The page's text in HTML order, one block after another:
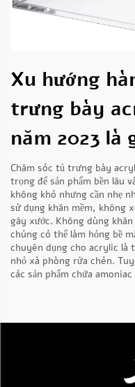
Xu hướng
trưng bày
năm 2023 là
Chăm sóc tủ trưng bày
trọng để sản phẩm bền lâu
không khó nhưng cần nhẹ
sử dụng khăn mềm, không
gây xước. Không dùng
chúng có thể làm hỏng bề
chuyên dụng cho acrylic là
nhỏ xà phòng rửa chén.
các sản phẩm chứa